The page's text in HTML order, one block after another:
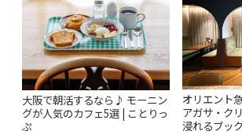
大阪で朝活するなら♪ モーニン
グが人気のカフェ5選 | ことりっ
ぷ
オリエント
アガサ・ク
浸れるブッ